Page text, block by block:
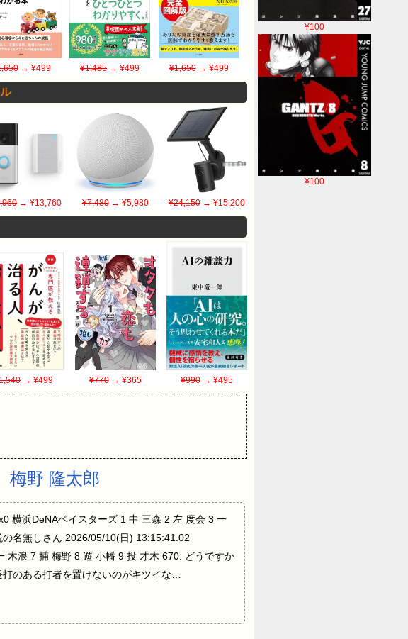
¥100
¥100
→ ¥499 ¥1,485 → ¥499 ¥1,650→ ¥499
→ ¥13,760 ¥7,480→ ¥5,980 ¥24,150→ ¥15,200
→ ¥499 ¥770→ ¥365 ¥990→ ¥495
梅野 隆太郎
横浜DeNAベイスターズ 1 中 三森 2 左 度会 3 一
名無しさん 2026/05/10(日) 13:15:41.02
木浪 7 捕 梅野 8 遊 小幡 9 投 才木 670: どうですか
のある打者を置けないのがキツイな…